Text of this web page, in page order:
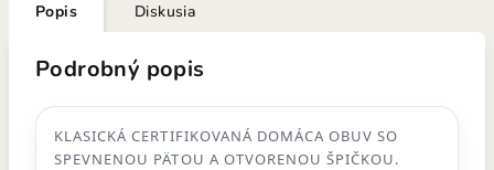
Popis Diskusia
Podrobný popis
KLASICKÁ CERTIFIKOVANÁ DOMÁCA OBUV SO
SPEVNENOU PÄTOU A OTVORENOU ŠPIČKOU.